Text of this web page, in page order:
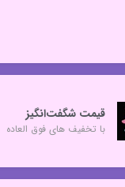
قیمت شگفت‌انگیز
با تخفیف های فوق العاده